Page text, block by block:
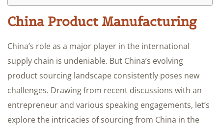
China Product Manufacturing
China’s role as a major player in the international
supply chain is undeniable. But China’s evolving
product sourcing landscape consistently poses new
challenges. Drawing from recent discussions with an
entrepreneur and various speaking engagements, let’s
explore the intricacies of sourcing from China in the